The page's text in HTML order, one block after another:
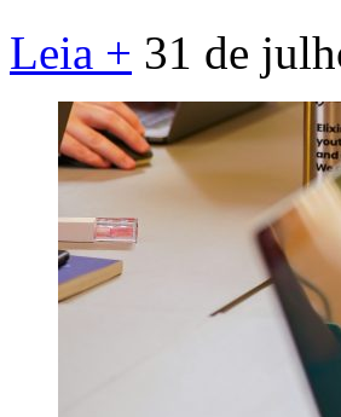
Leia + 31 de